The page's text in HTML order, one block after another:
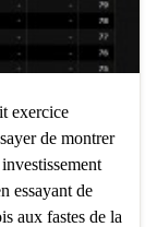
exercice
de montrer
essayant de
aux fastes de la